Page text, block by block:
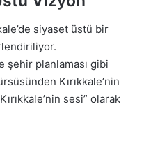
siyaset üstü bir
şehir planlaması gibi
Kırıkkale’nin
sesi” olarak